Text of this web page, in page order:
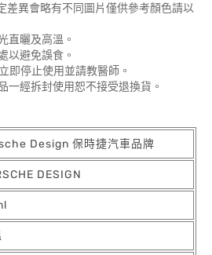
差異會略有不同圖片僅供參考顏色請以
直曬及高溫。
以避免誤食。
即停止使用並請教醫師。
一經拆封使用恕不接受退換貨。
Design 保時捷汽車品牌
DESIGN